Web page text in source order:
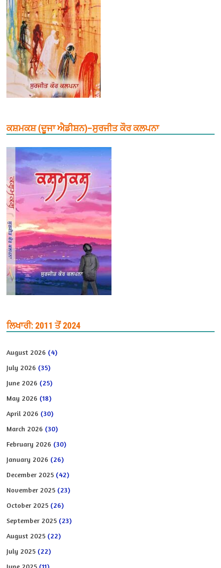
ਕਸ਼ਮਕਸ਼ (ਦੂਜਾ ਐਡੀਸ਼ਨ)–ਸੁਰਜੀਤ ਕੌਰ ਕਲਪਨਾ
ਲਿਖਾਰੀ: 2011 ਤੋਂ 2024
August 2026 (4)
July 2026 (35)
June 2026 (25)
May 2026 (18)
April 2026 (30)
March 2026 (30)
February 2026 (30)
January 2026 (26)
December 2025 (42)
November 2025 (23)
October 2025 (26)
September 2025 (23)
August 2025 (22)
July 2025 (22)